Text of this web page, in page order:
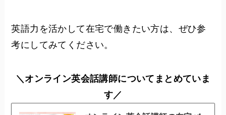
英語力を活かして在宅で働きたい方は、ぜひ参
考にしてみてください。
＼オンライン英会話講師についてまとめていま
す／